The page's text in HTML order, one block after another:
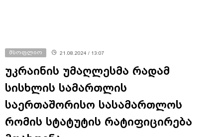
მსოფლიო 21.08.2024 / 13:07
უკრაინის უმაღლესმა რადამ
სისხლის სამართლის
საერთაშორისო სასამართლოს
რომის სტატუტის რატიფიცირება